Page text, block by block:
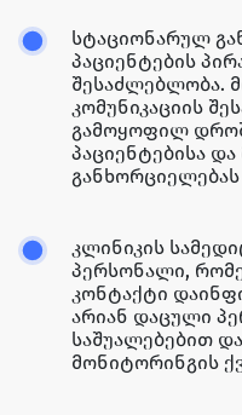
სტაციონარულ
პაციენტების
შესაძლებლობა.
კომუნიკაციის
გამოყოფილ
პაციენტებისა
კლინიკის
პერსონალი,
კონტაქტი
არიან დაცული
საშუალებებით
მონიტორინგის